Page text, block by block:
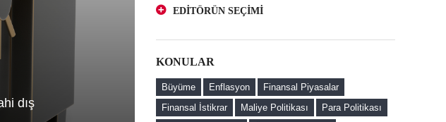
dış
Kur Korumalı ve Geleneksel Mevduatlara
Yatırımcı Perspektifinden Bir Bakış
Türk Lirası Mevduatı Teşvik Etmeye Yönelik
Döviz Alım Davranışları
EDİTÖRÜN SEÇİMİ
Türk Lirası Mevduatı Teşvik Etmeye Yönelik
Düzenlemelerin Faizlere Etkisi
Kur Korumalı Mevduat (KKM) Sahibi Firmaların
Döviz Alım Davranışları
KONULAR
Büyüme Enflasyon
Finansal Piyasalar
Finansal İstikrar
Maliye Politikası
Para Politikası